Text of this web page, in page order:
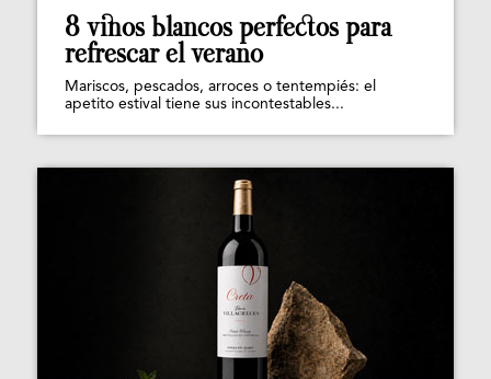
8 vinos blancos perfectos para
refrescar el verano
Mariscos, pescados, arroces o tentempiés: el
apetito estival tiene sus incontestables...